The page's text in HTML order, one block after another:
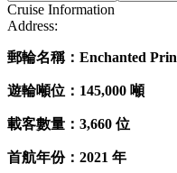
Cruise Information
Address:
郵輪名稱：Enchanted
遊輪噸位：145,000 噸
載客數量：3,660 位
首航年份：2021 年